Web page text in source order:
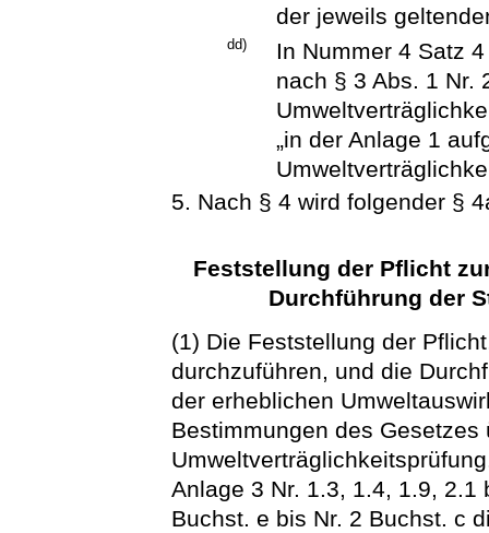
der jeweils
dd)
In Nummer 4 Satz
nach § 3 Abs. 1 Nr.
„in der Anlage 1
5. Nach § 4 wird folgender §
Feststellung der Pflicht
Durchführung der
(1) Die Feststellung der
durchzuführen, und die
der erheblichen
Bestimmungen des Gesetzes
Anlage 3 Nr. 1.3, 1.4, 1.9, 2.1
Buchst. e bis Nr. 2 Buchst. c